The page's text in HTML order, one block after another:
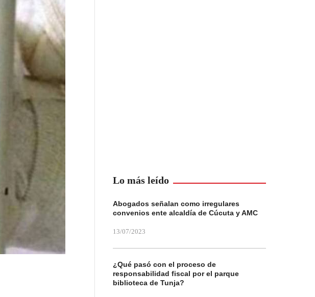
Lo más leído
Abogados señalan como irregulares
convenios ente alcaldía de Cúcuta y AMC
13/07/2023
¿Qué pasó con el proceso de
responsabilidad fiscal por el parque
biblioteca de Tunja?